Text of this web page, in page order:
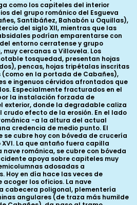
como los capiteles del interior
del grupo románico del Esgueva
Santibáñez, Bahabón u Oquillas),
del siglo XII, mientras que las
podrían emparentarse con
entorno cerratense y grupo
cercanas a Villovela. Los
tosquedad, presentan hojas
pencas, hojas tripétalas inscritas
en la portada de Cabañes),
e ingenuos cérvidos afrontados que
Especialmente fracturados en el
la instalación forzada de
exterior, donde la degradable caliza
efecto de la erosión. En el lado
-a la altura del actual
credencia de medio punto. El
se cubre hoy con bóveda de crucería
La que antaño fuera capilla
románica, se cubre con bóveda
apoya sobre capiteles muy
adosadas a
Hoy en día hace las veces de
los oficios. La nave
cabecera poligonal, plementería
angulares (de traza más humilde